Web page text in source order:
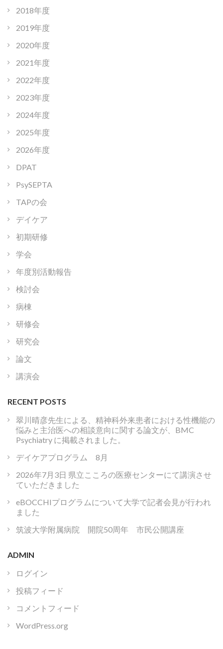
2018年度
2019年度
2020年度
2021年度
2022年度
2023年度
2024年度
2025年度
2026年度
DPAT
PsySEPTA
TAPの会
デイケア
初期研修
学会
年度別活動報告
検討会
病棟
研修会
研究会
論文
講演会
RECENT POSTS
翠川晴彦先生による、精神科外来患者における性機能の
悩みと主治医への相談意向に関する論文が、BMC
Psychiatry に掲載されました。
デイケアプログラム 8月
2026年7月3日 県立こころの医療センターにて講演させ
ていただきました
eBOCCHIプログラムについて大学で記者会見が行われ
ました
筑波大学附属病院 開院50周年 市民公開講座
ADMIN
ログイン
投稿フィード
コメントフィード
WordPress.org